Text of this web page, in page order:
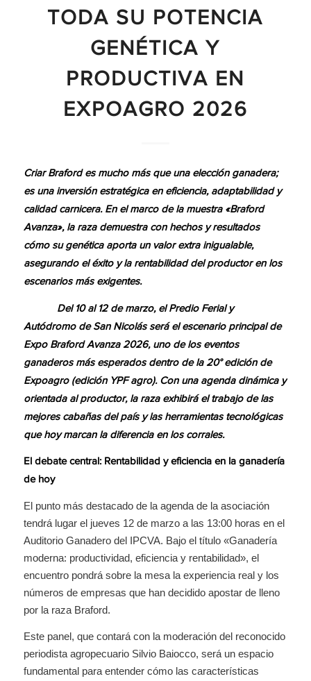
TODA SU POTENCIA
GENÉTICA Y
PRODUCTIVA EN
EXPOAGRO 2026
Criar Braford es mucho más que una elección ganadera;
es una inversión estratégica en eficiencia, adaptabilidad y
calidad carnicera. En el marco de la muestra «Braford
Avanza», la raza demuestra con hechos y resultados
cómo su genética aporta un valor extra inigualable,
asegurando el éxito y la rentabilidad del productor en los
escenarios más exigentes.
Del 10 al 12 de marzo, el Predio Ferial y
Autódromo de San Nicolás será el escenario principal de
Expo Braford Avanza 2026, uno de los eventos
ganaderos más esperados dentro de la 20° edición de
Expoagro (edición YPF agro). Con una agenda dinámica y
orientada al productor, la raza exhibirá el trabajo de las
mejores cabañas del país y las herramientas tecnológicas
que hoy marcan la diferencia en los corrales.
El debate central: Rentabilidad y eficiencia en la ganadería
de hoy
El punto más destacado de la agenda de la asociación
tendrá lugar el jueves 12 de marzo a las 13:00 horas en el
Auditorio Ganadero del IPCVA. Bajo el título «Ganadería
moderna: productividad, eficiencia y rentabilidad», el
encuentro pondrá sobre la mesa la experiencia real y los
números de empresas que han decidido apostar de lleno
por la raza Braford.
Este panel, que contará con la moderación del reconocido
periodista agropecuario Silvio Baiocco, será un espacio
fundamental para entender cómo las características